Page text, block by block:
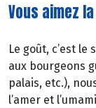
Vous aimez
Le goût, c’est
aux bourgeons
palais, etc.),
l’amer et